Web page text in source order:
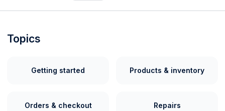
Topics
Getting started Products & inventory
Orders & checkout Repairs